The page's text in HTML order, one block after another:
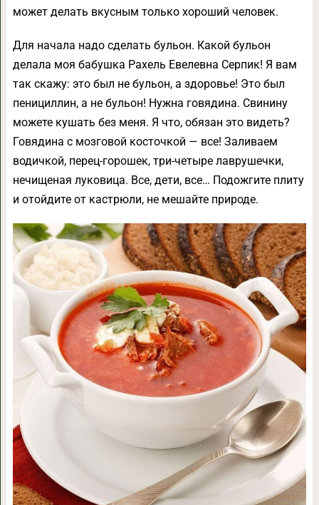
может делать вкусным только хороший человек.
Для начала надо сделать бульон. Какой бульон
делала моя бабушка Рахель Евелевна Серпик! Я вам
так скажу: это был не бульон, а здоровье! Это был
пенициллин, а не бульон! Нужна говядина. Свинину
можете кушать без меня. Я что, обязан это видеть?
Говядина с мозговой косточкой — все! Заливаем
водичкой, перец-горошек, три-четыре лаврушечки,
нечищеная луковица. Все, дети, все… Подожгите плиту
и отойдите от кастрюли, не мешайте природе.